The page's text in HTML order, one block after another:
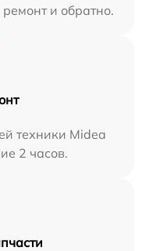
и обратно.
техники Midea
2 часов.